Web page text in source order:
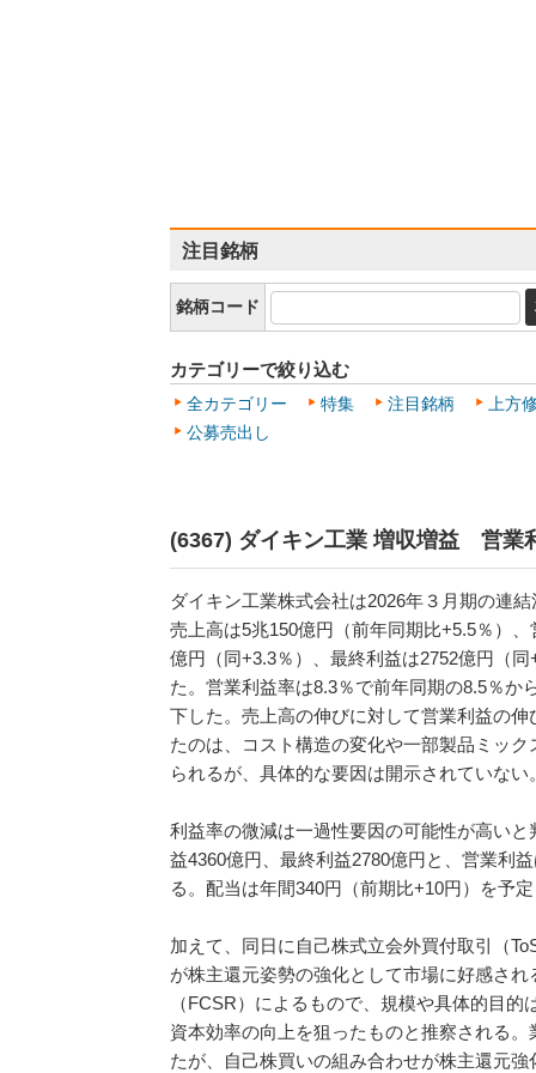
注目銘柄
銘柄コード
カテゴリーで絞り込む
全カテゴリー 特集 注目銘柄 上方
公募売出し
(6367) ダイキン工業 増収増益 営業
ダイキン工業株式会社は2026年３月期の連結
売上高は5兆150億円（前年同期比+5.5％）、
億円（同+3.3％）、最終利益は2752億円（同
た。営業利益率は8.3％で前年同期の8.5％か
下した。売上高の伸びに対して営業利益の伸
たのは、コスト構造の変化や一部製品ミック
られるが、具体的な要因は開示されていない。
利益率の微減は一過性要因の可能性が高い
益4360億円、最終利益2780億円と、営業利
る。配当は年間340円（前期比+10円）を予
加えて、同日に自己株式立会外買付取引（
が株主還元姿勢の強化として市場に好感さ
（FCSR）によるもので、規模や具体的目
資本効率の向上を狙ったものと推察される
たが、自己株買いの組み合わせが株主還元